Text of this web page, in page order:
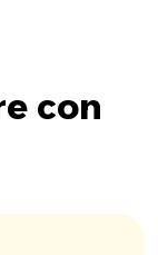
con